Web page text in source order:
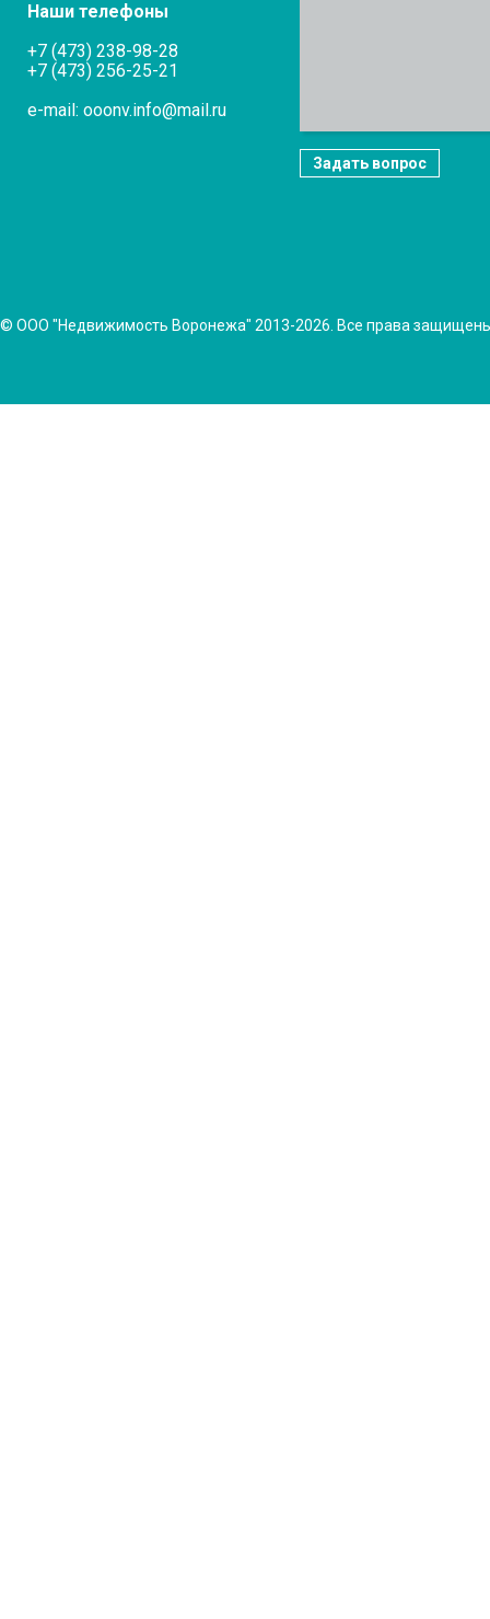
Наши телефоны
+7 (473) 238-98-28
+7 (473) 256-25-21
e-mail: ooonv.info@mail.ru
Задать вопрос
© ООО "Недвижимость Воронежа" 2013-2026. Все права